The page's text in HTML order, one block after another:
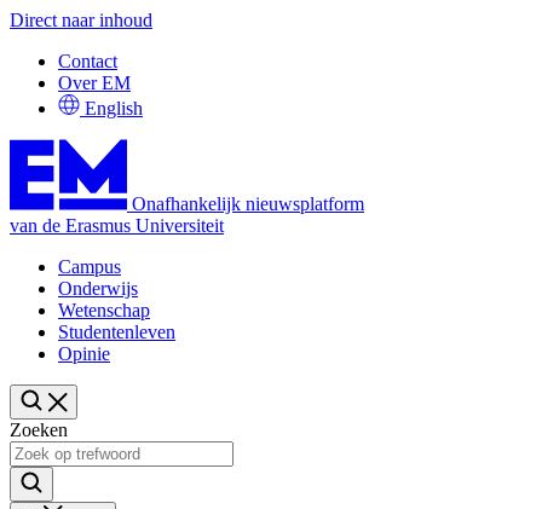
Direct naar inhoud
Contact
Over EM
English
Onafhankelijk nieuwsplatform
van de Erasmus Universiteit
Campus
Onderwijs
Wetenschap
Studentenleven
Opinie
Zoeken